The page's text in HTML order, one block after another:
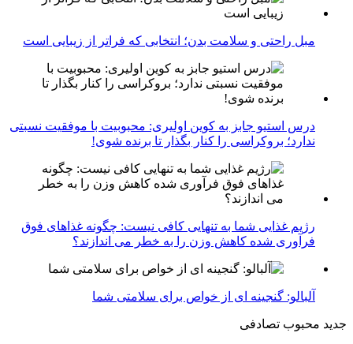
مبل راحتی و سلامت بدن؛ انتخابی که فراتر از زیبایی است
درس استیو جابز به کوین اولیری: محبوبیت با موفقیت نسبتی
ندارد؛ بروکراسی را کنار بگذار تا برنده شوی!
رژیم غذایی شما به تنهایی کافی نیست: چگونه غذاهای فوق
فرآوری شده کاهش وزن را به خطر می اندازند؟
آلبالو: گنجینه ای از خواص برای سلامتی شما
جدید محبوب تصادفی